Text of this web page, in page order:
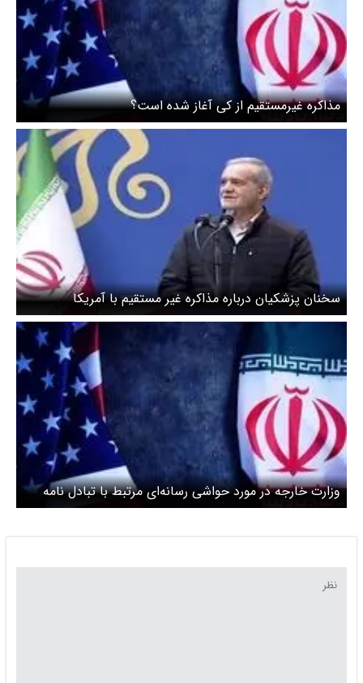
مذاکره غیرمستقیم از کی آغاز شده است؟
سخنان پزشکیان درباره مذاکره غیر مستقیم با آمریکا
وزارت خارجه در مورد حواشی رسانه‌ای مرتبط با تبادل نامه
بین ایران و آمریکا توضیح داد